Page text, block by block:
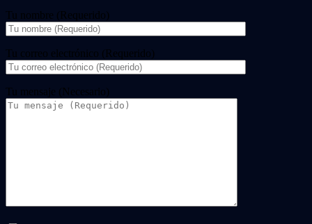
Tu nombre (Requerido)
Tu correo electrónico (Requerido)
Tu mensaje (Necesario)